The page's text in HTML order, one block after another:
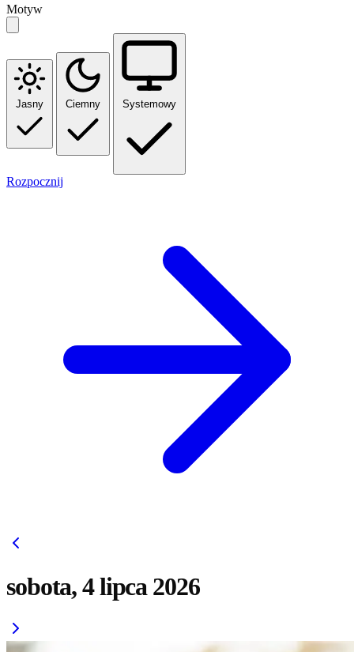
Motyw
Jasny Ciemny Systemowy
Rozpocznij
sobota, 4 lipca 2026